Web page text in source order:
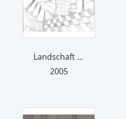
Landschaft mit Text
2005